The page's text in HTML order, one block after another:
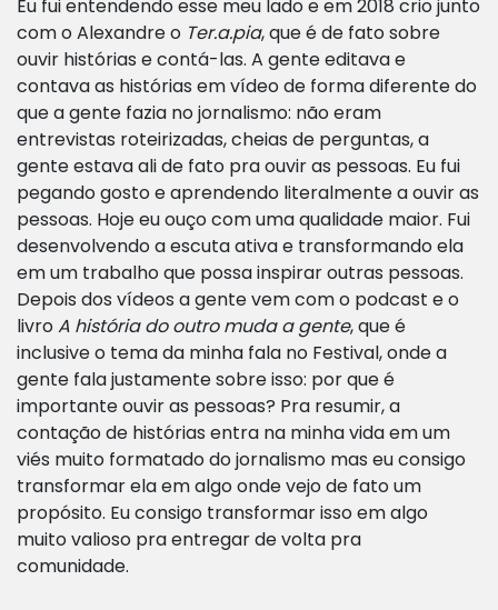
Eu fui entendendo esse meu lado e em 2018 crio junto
com o Alexandre o Ter.a.pia, que é de fato sobre
ouvir histórias e contá-las. A gente editava e
contava as histórias em vídeo de forma diferente do
que a gente fazia no jornalismo: não eram
entrevistas roteirizadas, cheias de perguntas, a
gente estava ali de fato pra ouvir as pessoas. Eu fui
pegando gosto e aprendendo literalmente a ouvir as
pessoas. Hoje eu ouço com uma qualidade maior. Fui
desenvolvendo a escuta ativa e transformando ela
em um trabalho que possa inspirar outras pessoas.
Depois dos vídeos a gente vem com o podcast e o
livroA história do outro muda a gente, que é
inclusive o tema da minha fala no Festival, onde a
gente fala justamente sobre isso: por que é
importante ouvir as pessoas? Pra resumir, a
contação de histórias entra na minha vida em um
viés muito formatado do jornalismo mas eu consigo
transformar ela em algo onde vejo de fato um
propósito. Eu consigo transformar isso em algo
muito valioso pra entregar de volta pra
comunidade.